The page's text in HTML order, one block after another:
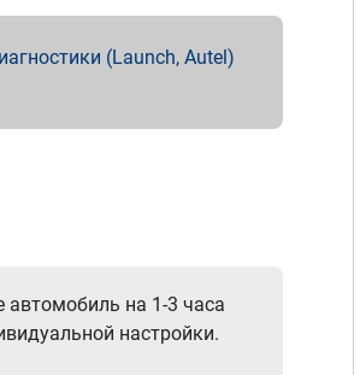
(Launch, Autel)
автомобиль на 1-3 часа
настройки.